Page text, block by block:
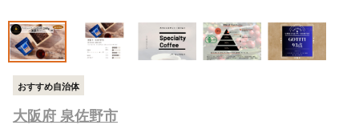
おすすめ自治体
大阪府 泉佐野市